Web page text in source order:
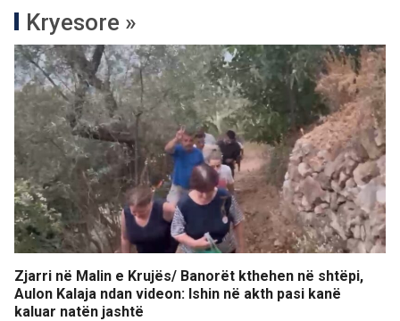
Kryesore »
Zjarri në Malin e Krujës/ Banorët kthehen në shtëpi,
Aulon Kalaja ndan videon: Ishin në akth pasi kanë
kaluar natën jashtë